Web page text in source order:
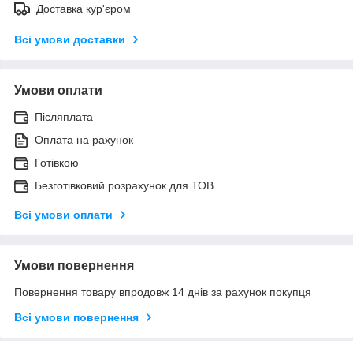
Доставка кур'єром
Всі умови доставки
Умови оплати
Післяплата
Оплата на рахунок
Готівкою
Безготівковий розрахунок для ТОВ
Всі умови оплати
Умови повернення
Повернення товару впродовж 14 днів за рахунок покупця
Всі умови повернення